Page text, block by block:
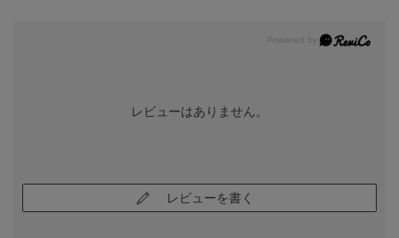
レビューはありません。
レビューを書く